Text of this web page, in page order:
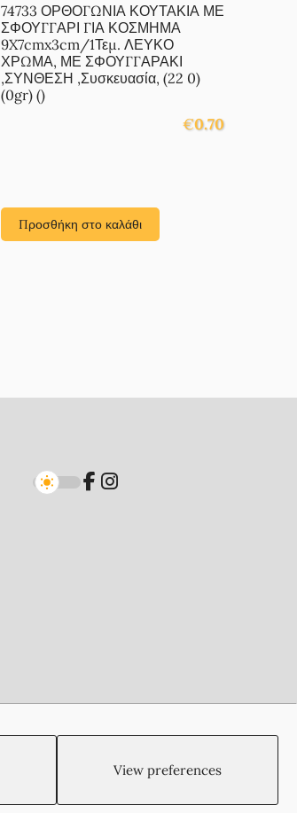
View preferences
74733 ΟΡΘΟΓΩΝΙΑ ΚΟΥΤΑΚΙΑ ΜΕ
ΣΦΟΥΓΓΑΡΙ ΓΙΑ ΚΟΣΜΗΜΑ
9X7cmx3cm/1Τεμ. ΛΕΥΚΟ
ΧΡΩΜΑ, ΜΕ ΣΦΟΥΓΓΑΡΑΚΙ
,ΣΥΝΘΕΣΗ ,Συσκευασία, (22 0)
(0gr) ()
€0.70
Προσθήκη στο καλάθι